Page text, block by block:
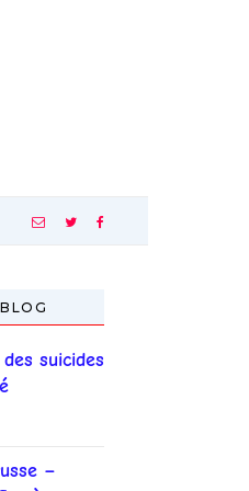
suicides
–